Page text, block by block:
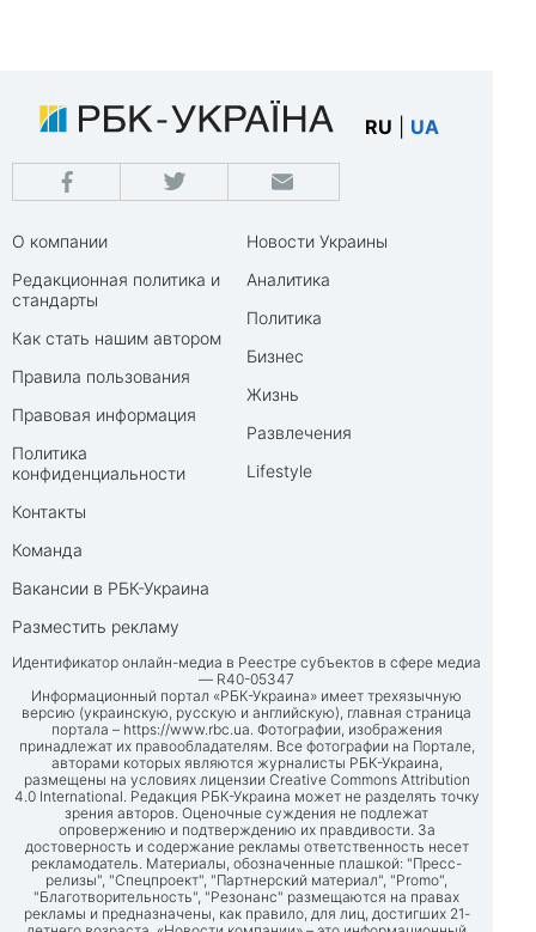
RU UA
О компании
Редакционная политика и
стандарты
Как стать нашим автором
Правила пользования
Правовая информация
Политика
конфиденциальности
Контакты
Команда
Вакансии в РБК-Украина
Разместить рекламу
Новости Украины
Аналитика
Политика
Бизнес
Жизнь
Развлечения
Lifestyle
Идентификатор онлайн-медиа в Реестре субъектов в сфере медиа
— R40-05347
Информационный портал «РБК-Украина» имеет трехязычную
версию (украинскую, русскую и английскую), главная страница
портала – https://www.rbc.ua. Фотографии, изображения
принадлежат их правообладателям. Все фотографии на Портале,
авторами которых являются журналисты РБК-Украина,
размещены на условиях лицензии Creative Commons Attribution
4.0 International. Редакция РБК-Украина может не разделять точку
зрения авторов. Оценочные суждения не подлежат
опровержению и подтверждению их правдивости. За
достоверность и содержание рекламы ответственность несет
рекламодатель. Материалы, обозначенные плашкой: "Пресс-
релизы", "Спецпроект", "Партнерский материал", "Promo",
"Благотворительность", "Резонанс" размещаются на правах
рекламы и предназначены, как правило, для лиц, достигших 21-